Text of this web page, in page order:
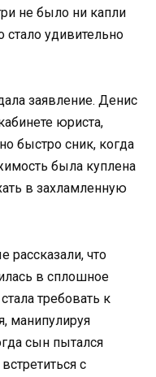
не было ни капли
удивительно
заявление. Денис
юриста,
быстро сник, когда
была куплена
в захламленную
рассказали, что
в сплошное
требовать к
манипулируя
сын пытался
с